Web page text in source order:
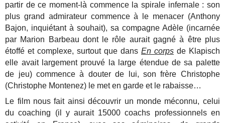
partir de ce moment-là commence la spirale infernale : son
plus grand admirateur commence à le menacer (Anthony
Bajon, inquiétant à souhait), sa compagne Adèle (incarnée
par Marion Barbeau dont le rôle aurait gagné à être plus
étoffé et complexe, surtout que dans En corpsde Klapisch
elle avait largement prouvé la large étendue de sa palette
de jeu) commence à douter de lui, son frère Christophe
(Christophe Montenez) le met en garde et le rabaisse…
Le film nous fait ainsi découvrir un monde méconnu, celui
du coaching (il y aurait 15000 coachs professionnels en